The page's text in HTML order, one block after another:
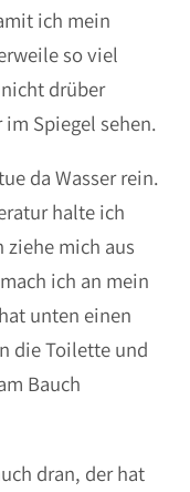
ich mein
so viel
drüber
Spiegel sehen.
da Wasser rein.
halte ich
ziehe mich aus
ich an mein
unten einen
die Toilette und
Bauch
dran, der hat